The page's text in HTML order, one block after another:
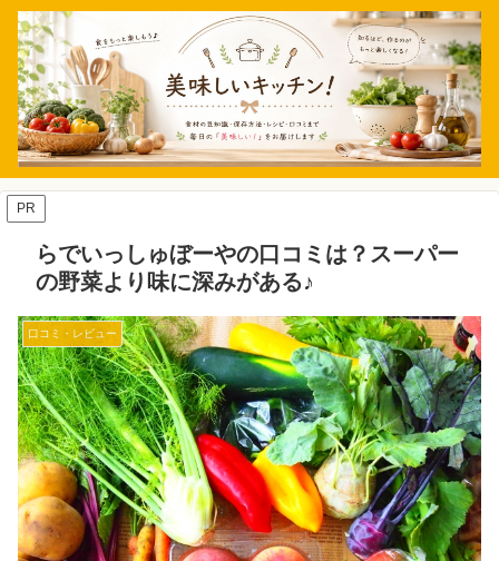
PR
らでいっしゅぼーやの口コミは？スーパー
の野菜より味に深みがある♪
口コミ・レビュー